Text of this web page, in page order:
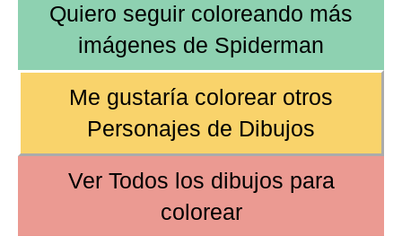
Quiero seguir coloreando más
imágenes de Spiderman
Me gustaría colorear otros
Personajes de Dibujos
Ver Todos los dibujos para
colorear